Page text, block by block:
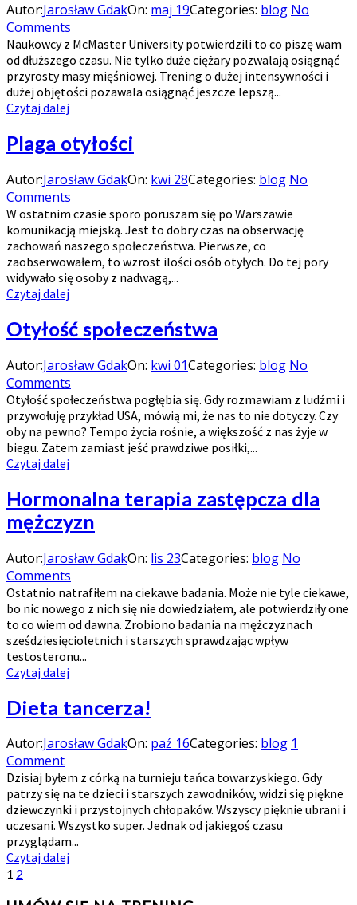
Autor:Jarosław GdakOn: maj 19Categories: blog No
Comments
Naukowcy z McMaster University potwierdzili to co piszę wam
od dłuższego czasu. Nie tylko duże ciężary pozwalają osiągnąć
przyrosty masy mięśniowej. Trening o dużej intensywności i
dużej objętości pozawala osiągnąć jeszcze lepszą...
Czytaj dalej
Plaga otyłości
Autor:Jarosław GdakOn: kwi 28Categories: blog No
Comments
W ostatnim czasie sporo poruszam się po Warszawie
komunikacją miejską. Jest to dobry czas na obserwację
zachowań naszego społeczeństwa. Pierwsze, co
zaobserwowałem, to wzrost ilości osób otyłych. Do tej pory
widywało się osoby z nadwagą,...
Czytaj dalej
Otyłość społeczeństwa
Autor:Jarosław GdakOn: kwi 01Categories: blog No
Comments
Otyłość społeczeństwa pogłębia się. Gdy rozmawiam z ludźmi i
przywołuję przykład USA, mówią mi, że nas to nie dotyczy. Czy
oby na pewno? Tempo życia rośnie, a większość z nas żyje w
biegu. Zatem zamiast jeść prawdziwe posiłki,...
Czytaj dalej
Hormonalna terapia zastępcza dla
mężczyzn
Autor:Jarosław GdakOn: lis 23Categories: blog No
Comments
Ostatnio natrafiłem na ciekawe badania. Może nie tyle ciekawe,
bo nic nowego z nich się nie dowiedziałem, ale potwierdziły one
to co wiem od dawna. Zrobiono badania na mężczyznach
sześdziesięcioletnich i starszych sprawdzając wpływ
testosteronu...
Czytaj dalej
Dieta tancerza!
Autor:Jarosław GdakOn: paź 16Categories: blog 1
Comment
Dzisiaj byłem z córką na turnieju tańca towarzyskiego. Gdy
patrzy się na te dzieci i starszych zawodników, widzi się piękne
dziewczynki i przystojnych chłopaków. Wszyscy pięknie ubrani i
uczesani. Wszystko super. Jednak od jakiegoś czasu
przyglądam...
Czytaj dalej
1 2